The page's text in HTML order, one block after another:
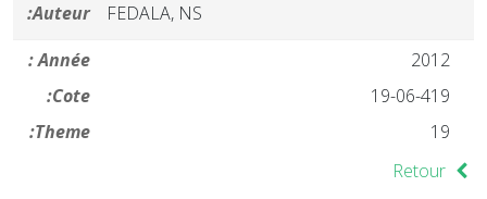
Auteur:
FEDALA, NS
Année :
2012
Cote:
19-06-419
Theme:
19
Retour